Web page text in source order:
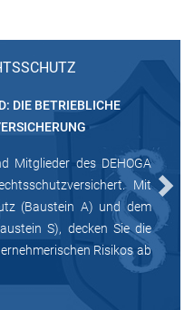
DIE BETRIEBLICHE
Mitglieder des DEHOGA
Mit
(Baustein A) und dem
S), decken Sie die
Risikos ab
Next